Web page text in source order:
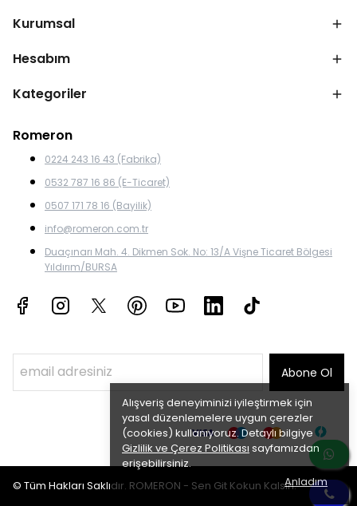
Alışveriş deneyiminizi iyileştirmek için
yasal düzenlemelere uygun çerezler
(cookies) kullanıyoruz. Detaylı bilgiye
Gizlilik ve Çerez Politikası sayfamızdan
erişebilirsiniz.
Anladım
Kurumsal
Hesabım
Kategoriler
Romeron
0224 243 16 43 (Fabrika)
0532 787 16 86 (E-Ticaret)
0507 171 78 16 (Bayilik)
info@romeron.com.tr
Duaçınarı Mah. 4. Dikmen Sok. No: 13/A Vişne Ticaret Bölgesi
Yıldırım/BURSA
Abone Ol
© Tüm Hakları Saklıdır. ROMERON - Sen Git Kokun Kalsın.